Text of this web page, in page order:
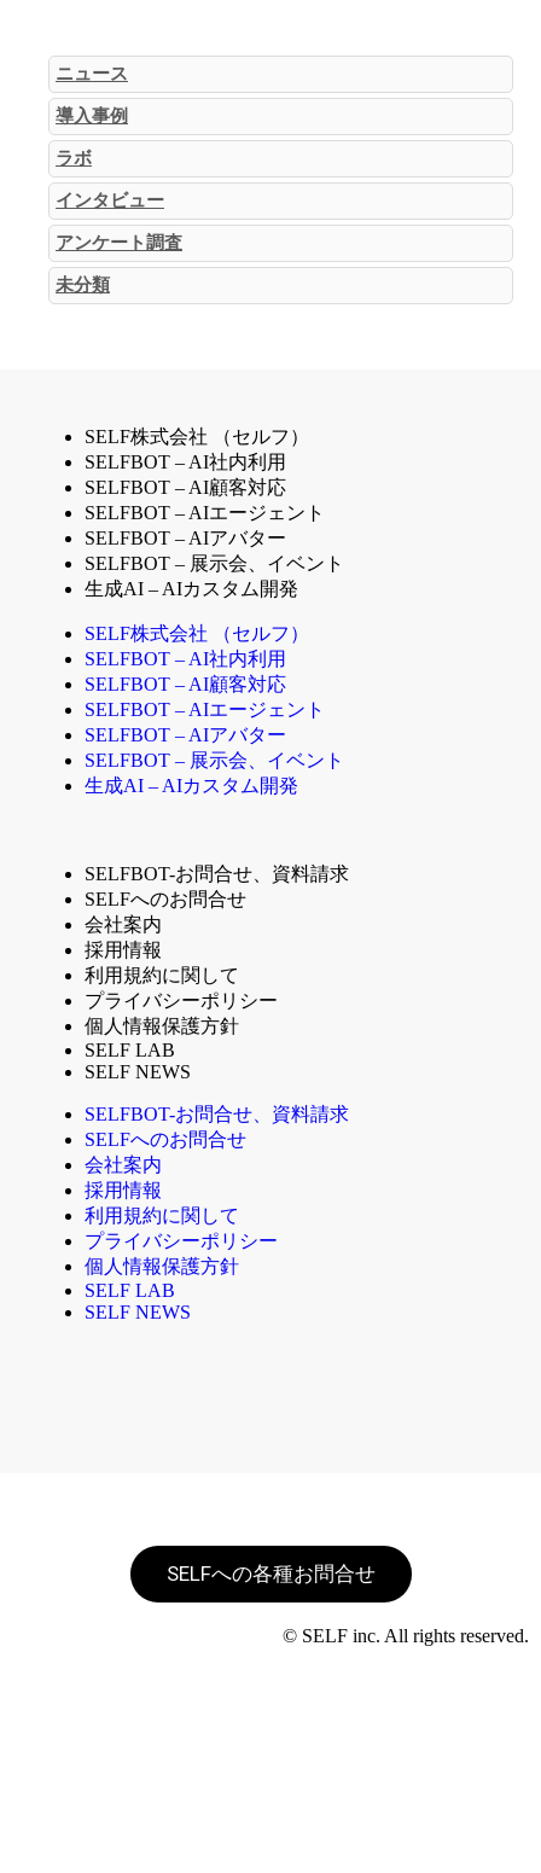
ニュース
導入事例
ラボ
インタビュー
アンケート調査
未分類
SELF株式会社 （セルフ）
SELFBOT – AI社内利用
SELFBOT – AI顧客対応
SELFBOT – AIエージェント
SELFBOT – AIアバター
SELFBOT – 展示会、イベント
生成AI – AIカスタム開発
SELF株式会社 （セルフ）
SELFBOT – AI社内利用
SELFBOT – AI顧客対応
SELFBOT – AIエージェント
SELFBOT – AIアバター
SELFBOT – 展示会、イベント
生成AI – AIカスタム開発
SELFBOT-お問合せ、資料請求
SELFへのお問合せ
会社案内
採用情報
利用規約に関して
プライバシーポリシー
個人情報保護方針
SELF LAB
SELF NEWS
SELFBOT-お問合せ、資料請求
SELFへのお問合せ
会社案内
採用情報
利用規約に関して
プライバシーポリシー
個人情報保護方針
SELF LAB
SELF NEWS
SELFへの各種お問合せ
© SELF inc. All rights reserved.